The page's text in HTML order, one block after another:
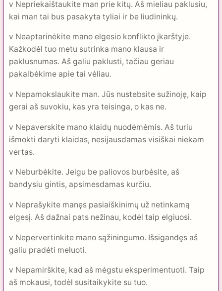
v Nepriekaištaukite man prie kitų. Aš mieliau paklusiu,
kai man tai bus pasakyta tyliai ir be liudininkų.
v Neaptarinėkite mano elgesio konflikto įkarštyje.
Kažkodėl tuo metu sutrinka mano klausa ir
paklusnumas. Aš galiu paklusti, tačiau geriau
pakalbėkime apie tai vėliau.
v Nepamokslaukite man. Jūs nustebsite sužinoję, kaip
gerai aš suvokiu, kas yra teisinga, o kas ne.
v Nepaverskite mano klaidų nuodėmėmis. Aš turiu
išmokti daryti klaidas, nesijausdamas visiškai niekam
vertas.
v Neburbėkite. Jeigu be paliovos burbėsite, aš
bandysiu gintis, apsimesdamas kurčiu.
v Neprašykite manęs pasiaiškinimų už netinkamą
elgesį. Aš dažnai pats nežinau, kodėl taip elgiuosi.
v Nepervertinkite mano sąžiningumo. Išsigandęs aš
galiu pradėti meluoti.
v Nepamirškite, kad aš mėgstu eksperimentuoti. Taip
aš mokausi, todėl susitaikykite su tuo.